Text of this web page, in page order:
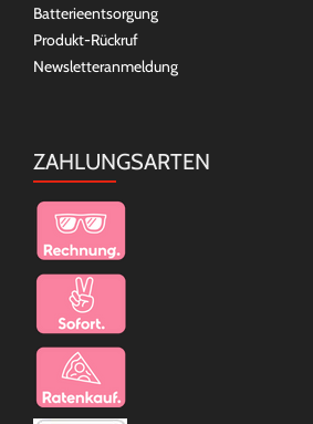
Batterieentsorgung
Produkt-Rückruf
Newsletteranmeldung
ZAHLUNGSARTEN